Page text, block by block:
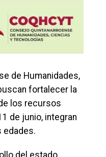
de Humanidades,
fortalecer la
los recursos
de junio, integran
edades.
del estado,